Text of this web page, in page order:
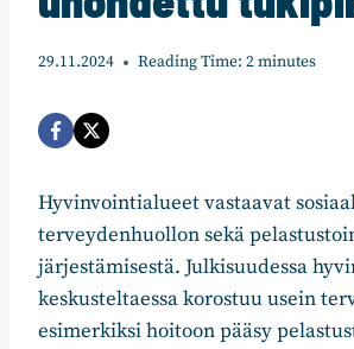
29.11.2024 Reading Time: 2minutes
Hyvinvointialueet vastaavat
terveydenhuollon sekä
järjestämisestä. Julkisuudessa
keskusteltaessa korostuu usein
esimerkiksi hoitoon pääsy